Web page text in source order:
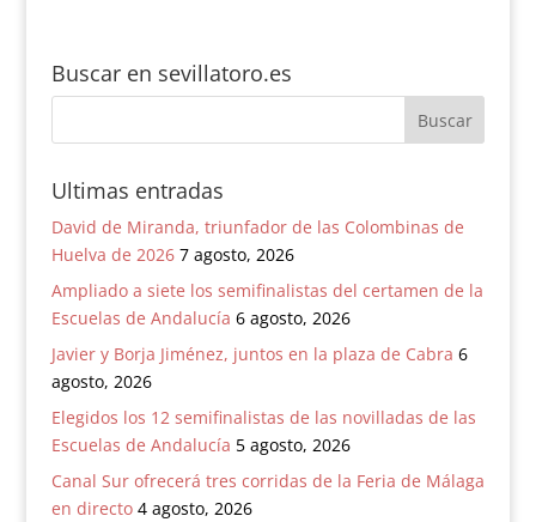
Buscar en sevillatoro.es
Ultimas entradas
David de Miranda, triunfador de las Colombinas de
Huelva de 2026 7 agosto, 2026
Ampliado a siete los semifinalistas del certamen de la
Escuelas de Andalucía 6 agosto, 2026
Javier y Borja Jiménez, juntos en la plaza de Cabra 6
agosto, 2026
Elegidos los 12 semifinalistas de las novilladas de las
Escuelas de Andalucía 5 agosto, 2026
Canal Sur ofrecerá tres corridas de la Feria de Málaga
en directo 4 agosto, 2026